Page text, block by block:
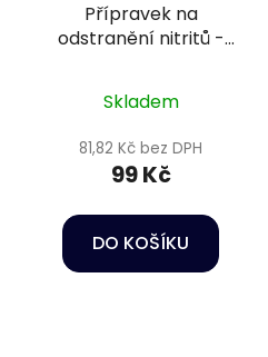
Přípravek na
odstranění nitritů -
Skladem
81,82 Kč bez DPH
99 Kč
DO KOŠÍKU